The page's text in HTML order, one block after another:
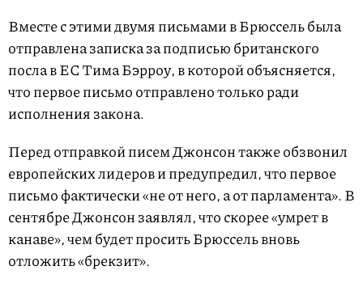
Вместе с этими двумя письмами в Брюссель была
отправлена записка за подписью британского
посла в ЕС Тима Бэрроу, в которой объясняется,
что первое письмо отправлено только ради
исполнения закона.
Перед отправкой писем Джонсон также обзвонил
европейских лидеров и предупредил, что первое
письмо фактически «не от него, а от парламента». В
сентябре Джонсон заявлял, что скорее «умрет в
канаве», чем будет просить Брюссель вновь
отложить «брекзит».